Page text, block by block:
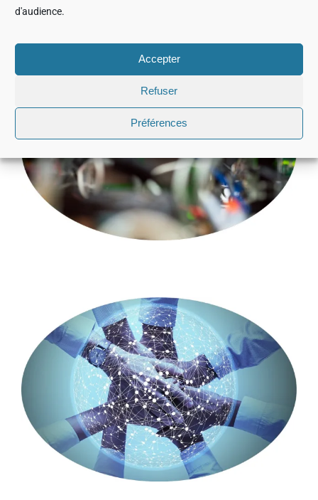
d'audience.
Accepter
Refuser
Préférences